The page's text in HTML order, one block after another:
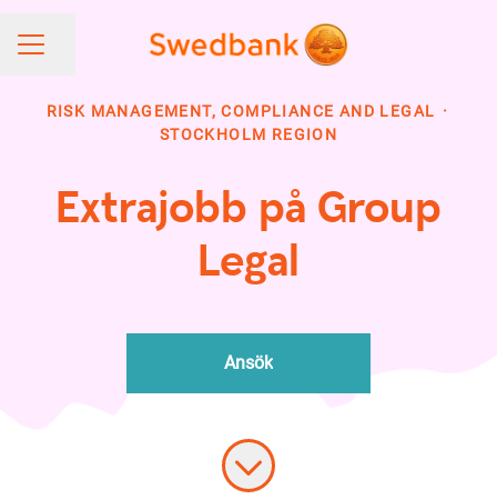
CAREER MENU
Share page
RISK MANAGEMENT, COMPLIANCE AND LEGAL ·
STOCKHOLM REGION
Extrajobb på Group
Legal
Ansök